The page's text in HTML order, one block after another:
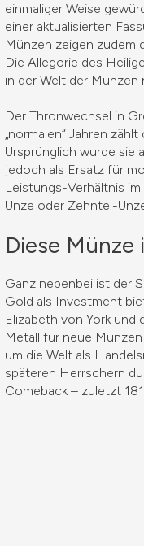
einmaliger Weise
einer aktualisierten
Münzen zeigen zudem
Die Allegorie des
in der Welt der Münzen
Der Thronwechsel in
„normalen“ Jahren
Ursprünglich wurde sie
jedoch als Ersatz für
Leistungs-Verhältnis
Unze oder Zehntel-
Diese
Ganz nebenbei ist der
Gold als Investment
Elizabeth von York
Metall für neue
um die Welt als
späteren Herrschern
Comeback – zuletzt